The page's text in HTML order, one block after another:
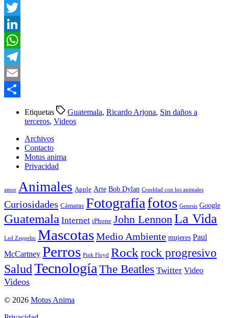
Facebook
Twitter
LinkedIn
WhatsApp
Telegram
Email
Etiquetas Guatemala, Ricardo Arjona, Sin daños a
terceros, Videos
Archivos
Contacto
Motus anima
Privacidad
amor Animales Apple Arte Bob Dylan Crueldad con los animales
Curiosidades Cámaras Fotografíafotos Genesis Google
Guatemala Internet iPhone John Lennon La Vida
Led Zeppelin MascotasMedio Ambiente mujeres Paul
McCartney Perros Pink Floyd Rock rock progresivo
SaludTecnología The Beatles Twitter Video
Videos
© 2026 Motus Anima